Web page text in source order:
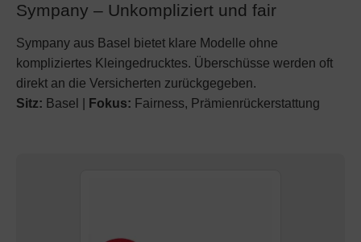
Sympany – Unkompliziert und fair
Sympany aus Basel bietet klare Modelle ohne
kompliziertes Kleingedrucktes. Überschüsse werden oft
direkt an die Versicherten zurückgegeben.
Sitz: Basel | Fokus: Fairness, Prämienrückerstattung